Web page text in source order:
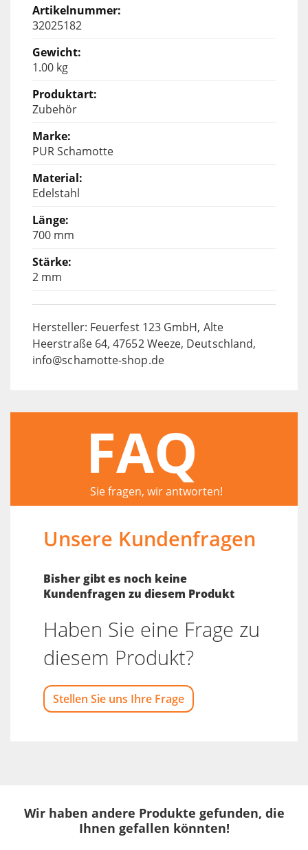
32025182
1.00 kg
Zubehör
PUR Schamotte
Edelstahl
700 mm
2 mm
Hersteller: Feuerfest 123 GmbH, Alte
Heerstraße 64, 47652 Weeze, Deutschland,
info@schamotte-shop.de
FAQ
Sie fragen, wir antworten!
Unsere Kundenfragen
Bisher gibt es noch keine
Kundenfragen zu diesem Produkt
Haben Sie eine Frage zu
diesem Produkt?
Stellen Sie uns Ihre Frage
Wir haben andere Produkte gefunden, die
Ihnen gefallen könnten!